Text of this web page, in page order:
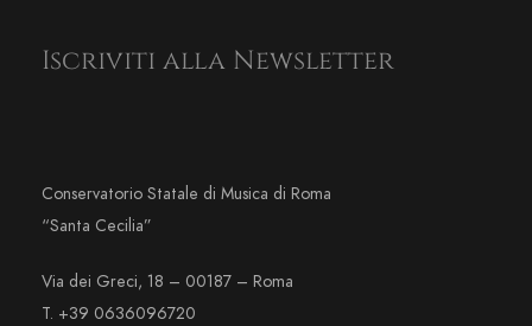
Iscriviti alla Newsletter
Conservatorio Statale di Musica di Roma
“Santa Cecilia”
Via dei Greci, 18 – 00187 – Roma
T. +39 0636096720